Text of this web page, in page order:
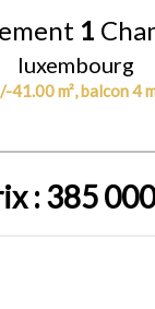
1
luxembourg
41.00 m², balcon 4
: 385